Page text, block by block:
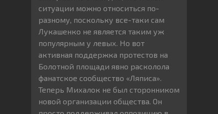
ситуации можно относиться по-
разному, поскольку все-таки сам
Лукашенко не является таким уж
популярным у левых. Но вот
активная поддержка протестов на
Болотной площади явно расколола
фанатское сообщество «Ляписа».
Теперь Михалок не был сторонником
новой организации общества. Он